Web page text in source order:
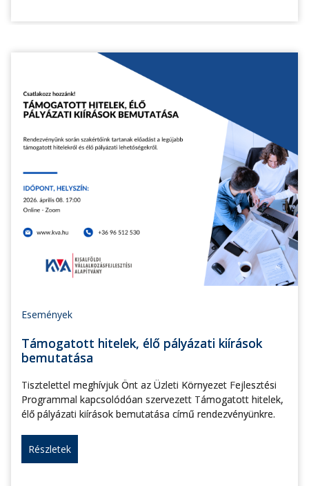
Események
Támogatott hitelek, élő pályázati kiírások
bemutatása
Tisztelettel meghívjuk Önt az Üzleti Környezet Fejlesztési
Programmal kapcsolódóan szervezett Támogatott hitelek,
élő pályázati kiírások bemutatása című rendezvényünkre.
Részletek